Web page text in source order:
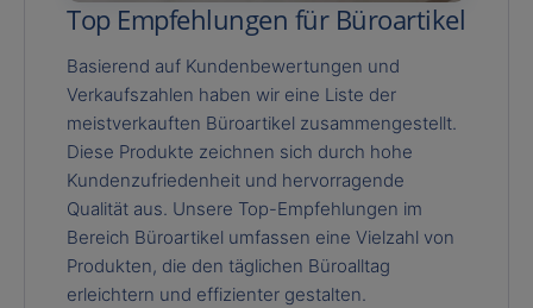
Top Empfehlungen für Büroartikel
Basierend auf Kundenbewertungen und
Verkaufszahlen haben wir eine Liste der
meistverkauften Büroartikel zusammengestellt.
Diese Produkte zeichnen sich durch hohe
Kundenzufriedenheit und hervorragende
Qualität aus. Unsere Top-Empfehlungen im
Bereich Büroartikel umfassen eine Vielzahl von
Produkten, die den täglichen Büroalltag
erleichtern und effizienter gestalten.